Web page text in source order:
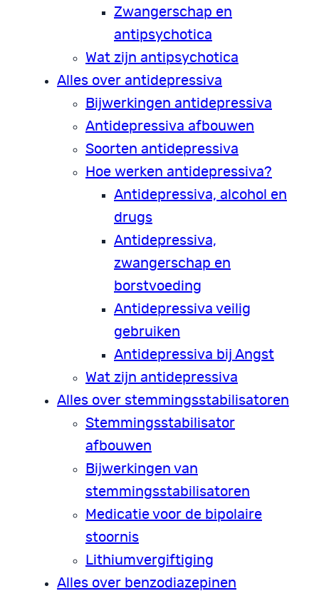
Zwangerschap en
antipsychotica
Wat zijn antipsychotica
Alles over antidepressiva
Bijwerkingen antidepressiva
Antidepressiva afbouwen
Soorten antidepressiva
Hoe werken antidepressiva?
Antidepressiva, alcohol en
drugs
Antidepressiva,
zwangerschap en
borstvoeding
Antidepressiva veilig
gebruiken
Antidepressiva bij Angst
Wat zijn antidepressiva
Alles over stemmingsstabilisatoren
Stemmingsstabilisator
afbouwen
Bijwerkingen van
stemmingsstabilisatoren
Medicatie voor de bipolaire
stoornis
Lithiumvergiftiging
Alles over benzodiazepinen